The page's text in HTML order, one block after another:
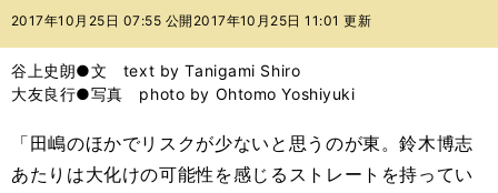
バ
2017年10月25日 07:55 公開 2017年10月25日 11:01 更新
谷上史朗●文 text by Tanigami Shiro
大友良行●写真 photo by Ohtomo Yoshiyuki
「田嶋のほかでリスクが少ないと思うのが東。鈴木博志
あたりは大化けの可能性を感じるストレートを持ってい